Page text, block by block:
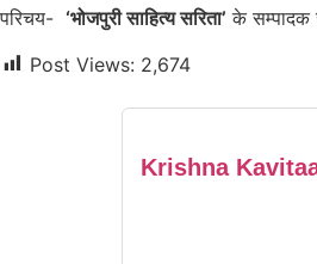
परिचय- ‘भोजपुरी साहित्य सरिता’ के सम्पादक
Post Views: 2,674
Krishna